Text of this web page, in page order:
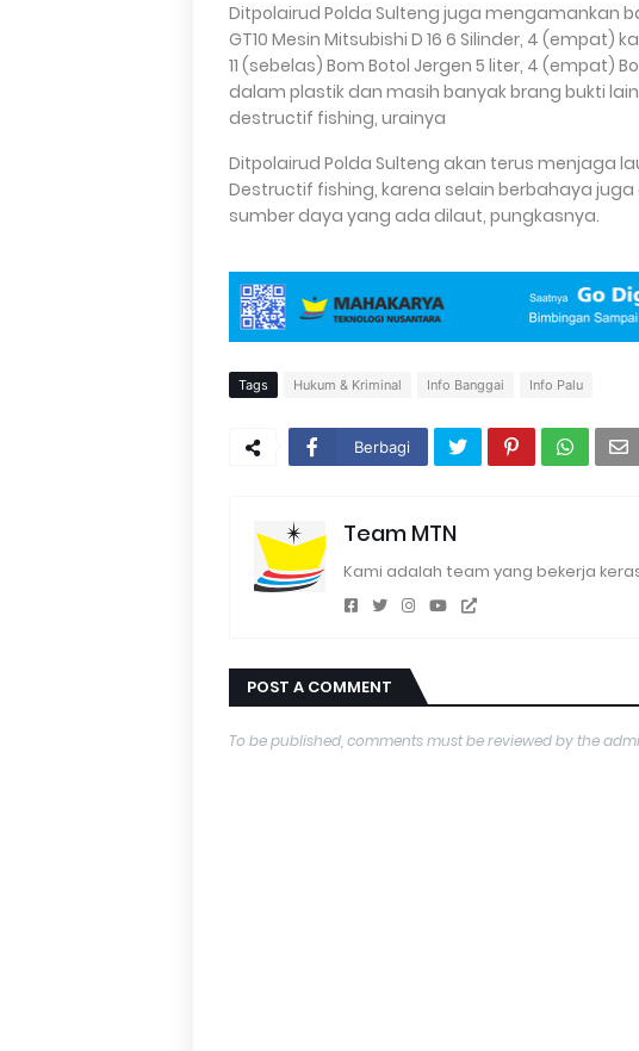
Ditpolairud Polda Sulteng juga mengamankan
GT10 Mesin Mitsubishi D 16 6 Silinder, 4 (empat)
11 (sebelas) Bom Botol Jergen 5 liter, 4 (empat)
dalam plastik dan masih banyak brang bukti
destructif fishing, urainya
Ditpolairud Polda Sulteng akan terus menjaga
Destructif fishing, karena selain berbahaya
sumber daya yang ada dilaut, pungkasnya.
Tags Hukum & Kriminal Info Banggai Info Palu
Berbagi
Team MTN
Kami adalah team yang bekerja
POST A COMMENT
To be published, comments must be reviewed by the